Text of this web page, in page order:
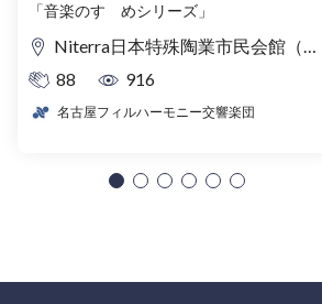
「音楽のすゝめシリーズ」
Niterra日本特殊陶業市民会館（名古屋市民会館） フォレストホール
88
916
名古屋フィルハーモニー交響楽団